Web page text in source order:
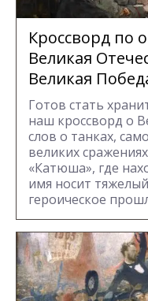
Кроссворд по
Великая
Великая
Готов стать
наш кроссворд о
слов о танках,
великих
«Катюша», где
имя носит
героическое